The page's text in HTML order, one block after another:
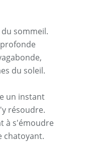
sommeil.
du soleil.
un instant
résoudre.
à s'émoudre
chatoyant.